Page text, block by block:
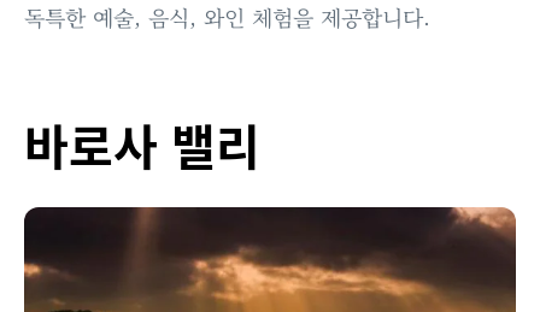
독특한 예술, 음식, 와인 체험을 제공합니다.
바로사 밸리